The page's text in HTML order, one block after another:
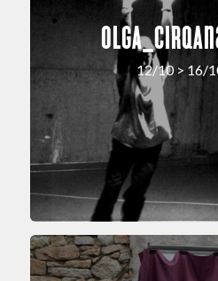
12/10 > 16/